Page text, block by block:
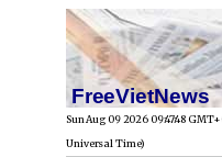
FreeVietNews
Sun Aug 09 2026 09:47:48
Universal Time)